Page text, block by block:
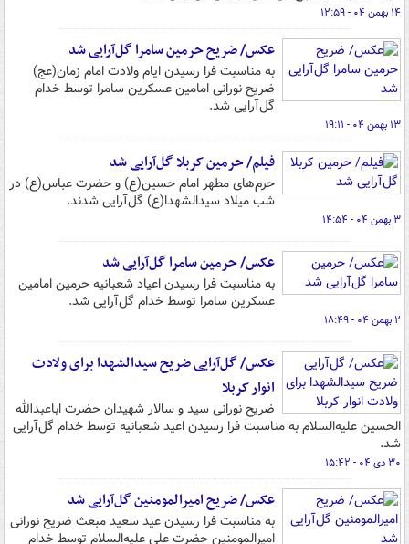
۱۴ بهمن ۰۴ - ۱۲:۵۹
عکس/ ضریح حرمین سامرا گل‌آرایی شد
به مناسبت فرا رسیدن ایام ولادت امام زمان(عج)
ضریح نورانی امامین عسکرین سامرا توسط خدام
گل‌آرایی شد.
۱۳ بهمن ۰۴ - ۱۹:۱۱
فیلم/ حرمین کربلا گل‌آرایی شد
حرم‌های مطهر امام حسین(ع) و حضرت عباس(ع) در
شب میلاد سیدالشهدا(ع) گل‌آرایی شدند.
۳ بهمن ۰۴ - ۱۴:۵۴
عکس/ حرمین سامرا گل‌آرایی شد
به مناسبت فرا رسیدن اعیاد شعبانیه حرمین امامین
عسکرین سامرا توسط خدام گل‌آرایی شد.
۲ بهمن ۰۴ - ۱۸:۴۹
عکس/ گل‌آرایی ضریح سیدالشهدا برای ولادت
انوار کربلا
ضریح نورانی سید و سالار شهیدان حضرت اباعبدالله
الحسین علیه‌السلام به مناسبت فرا رسیدن اعید شعبانیه توسط خدام گل‌آرایی
شد.
۳۰ دی ۰۴ - ۱۵:۴۲
عکس/ ضریح امیرالمومنین گل‌آرایی شد
به مناسبت فرا رسیدن عید سعید مبعث ضریح نورانی
امیرالمومنین حضرت علی علیه‌السلام توسط خدام